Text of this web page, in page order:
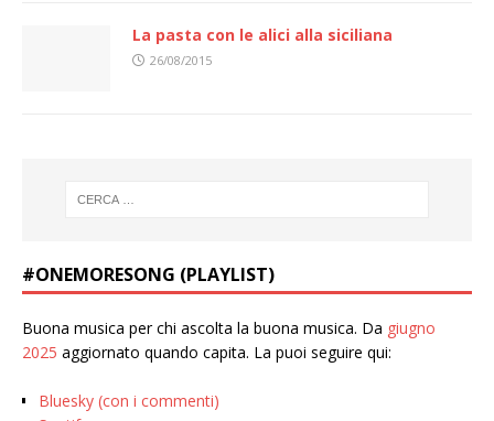
La pasta con le alici alla siciliana
26/08/2015
#ONEMORESONG (PLAYLIST)
Buona musica per chi ascolta la buona musica. Da giugno
2025 aggiornato quando capita. La puoi seguire qui:
Bluesky (con i commenti)